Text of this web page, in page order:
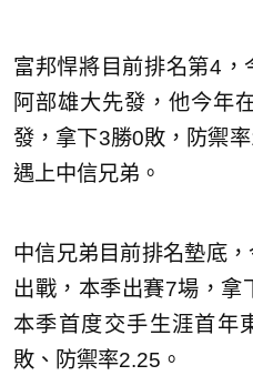
富邦悍將目前排名第4
阿部雄大先發，他今年
發，拿下3勝0敗，防禦
遇上中信兄弟。
中信兄弟目前排名墊底
出戰，本季出賽7場，拿
本季首度交手生涯首年
敗、防禦率2.25。